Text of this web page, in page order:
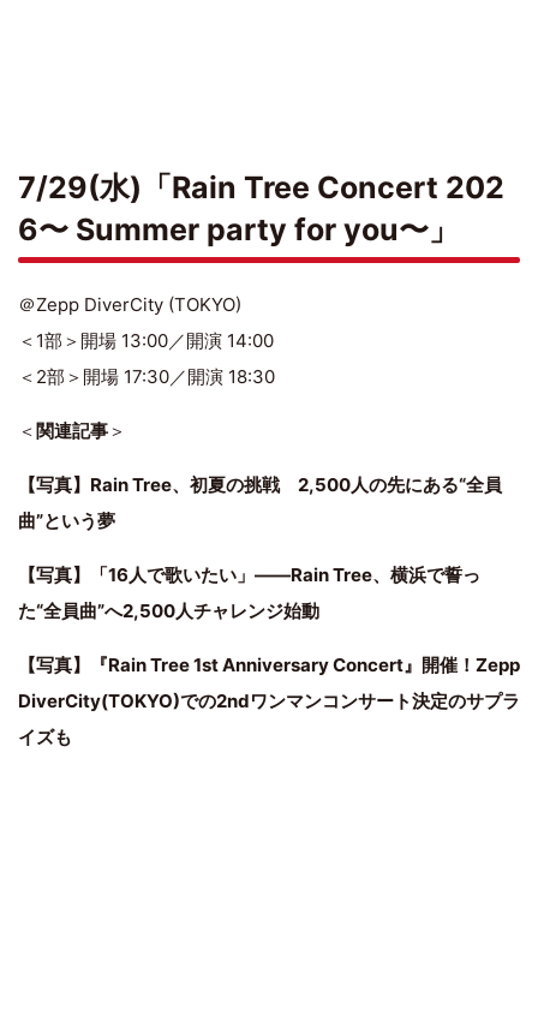
7/29(水)「Rain Tree Concert 202
6〜 Summer party for you〜」
＠Zepp DiverCity (TOKYO)
＜1部＞開場 13:00／開演 14:00
＜2部＞開場 17:30／開演 18:30
＜関連記事＞
【写真】Rain Tree、初夏の挑戦 2,500人の先にある“全員
曲”という夢
【写真】「16人で歌いたい」——Rain Tree、横浜で誓っ
た“全員曲”へ2,500人チャレンジ始動
【写真】『Rain Tree 1st Anniversary Concert』開催！Zepp
DiverCity(TOKYO)での2ndワンマンコンサート決定のサプラ
イズも